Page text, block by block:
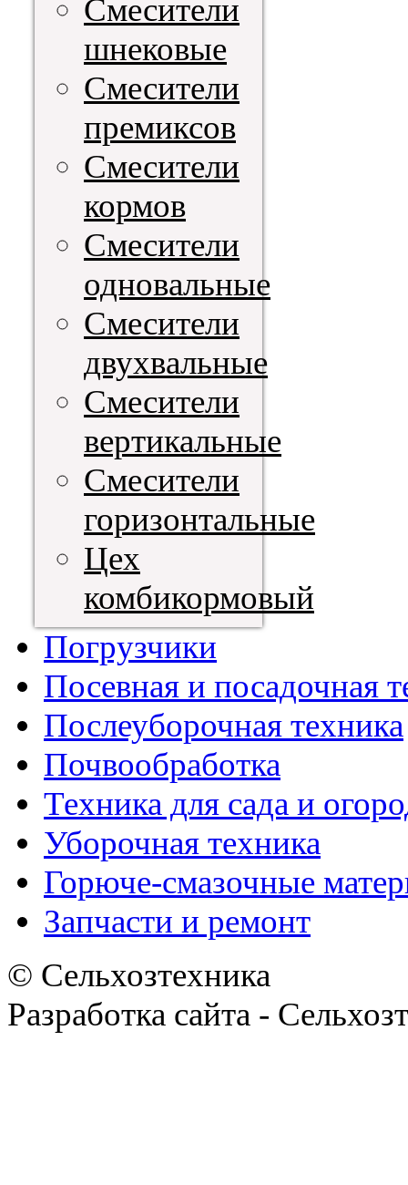
Смесители
шнековые
Смесители
премиксов
Смесители
кормов
Смесители
одновальные
Смесители
двухвальные
Смесители
вертикальные
Смесители
горизонтальные
Цех
комбикормовый
Погрузчики
Посевная и посадочная
Послеуборочная техника
Почвообработка
Техника для сада и
Уборочная техника
Горюче-смазочные
Запчасти и ремонт
© Сельхозтехника
Разработка сайта -